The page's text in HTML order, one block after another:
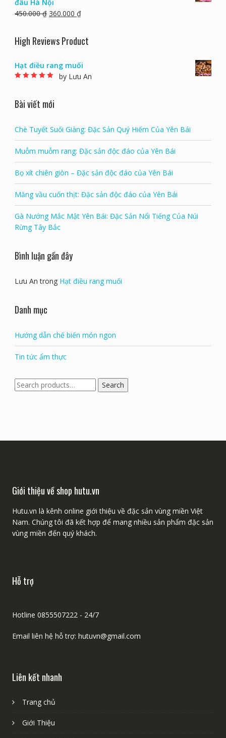
đâu Hà Nội
450.000₫ 360.000 ₫
High Reviews Product
Hạt điều rang muối
by Lưu An
Bài viết mới
Chè Tuyết Suối Giàng: Đặc Sản Quý Hiếm Của Yên Bái
Muỗm muỗm rang: Đặc sản độc đáo của Yên Bái
Bọ xít chiên giòn – Đặc sản độc đáo của Yên Bái
Măng vầu cuốn thịt: Đặc sản độc đáo của Yên Bái
Gà Nướng Mắc Mật Yên Bái: Đặc Sản Nổi Tiếng Của Núi
Rừng Tây Bắc
Bình luận gần đây
Lưu An trong Hạt điều rang muối
Danh mục
Hướng dẫn chế biến món ngon
Tin tức ẩm thực
Search
for:
Search
Giới thiệu về shop hutu.vn
Hutu.vn là kênh online giới thiệu về đặc sản vùng miền Việt
Nam. Chúng tôi đã kết hợp để mang nhiều sản phẩm đặc sản
vùng miền đến quý khách.
Hỗ trợ
Hotline 0855507222 - 24/7
Email liên hệ hỗ trợ: hutuvn@gmail.com
Liên kết nhanh
Trang chủ
Giới Thiệu